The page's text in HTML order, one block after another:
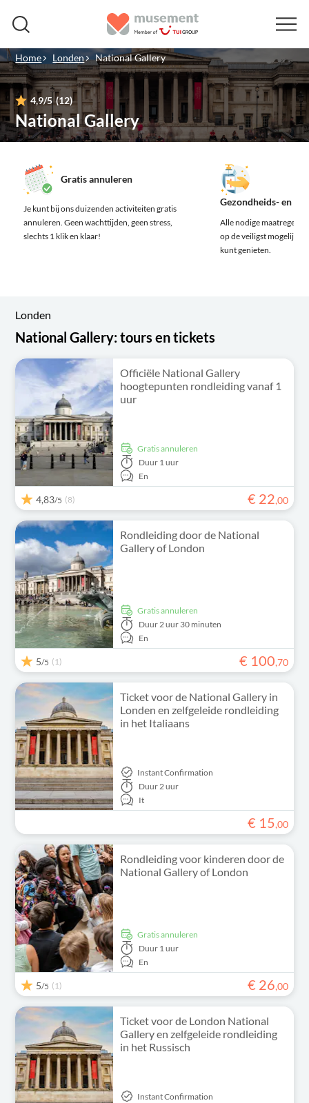
Home Londen National Gallery
4,9/5 (12)
National Gallery
Gratis annuleren
Je kunt bij ons duizenden activiteiten gratis
annuleren. Geen wachttijden, geen stress,
slechts 1 klik en klaar!
Gezondheids- en
Alle nodige
op de veiligst mogelijke
kunt genieten.
Londen
National Gallery: tours en tickets
Officiële National Gallery
hoogtepunten rondleiding vanaf 1
uur
Gratis annuleren
Duur 1 uur
En
4,83/5 (8) € 22,00
Rondleiding door de National
Gallery of London
Gratis annuleren
Duur 2 uur 30 minuten
En
5/5 (1) € 100,70
Ticket voor de National Gallery in
Londen en zelfgeleide rondleiding
in het Italiaans
Instant Confirmation
Duur 2 uur
It
€ 15,00
Rondleiding voor kinderen door de
National Gallery of London
Gratis annuleren
Duur 1 uur
En
5/5 (1) € 26,00
Ticket voor de London National
Gallery en zelfgeleide rondleiding
in het Russisch
Instant Confirmation